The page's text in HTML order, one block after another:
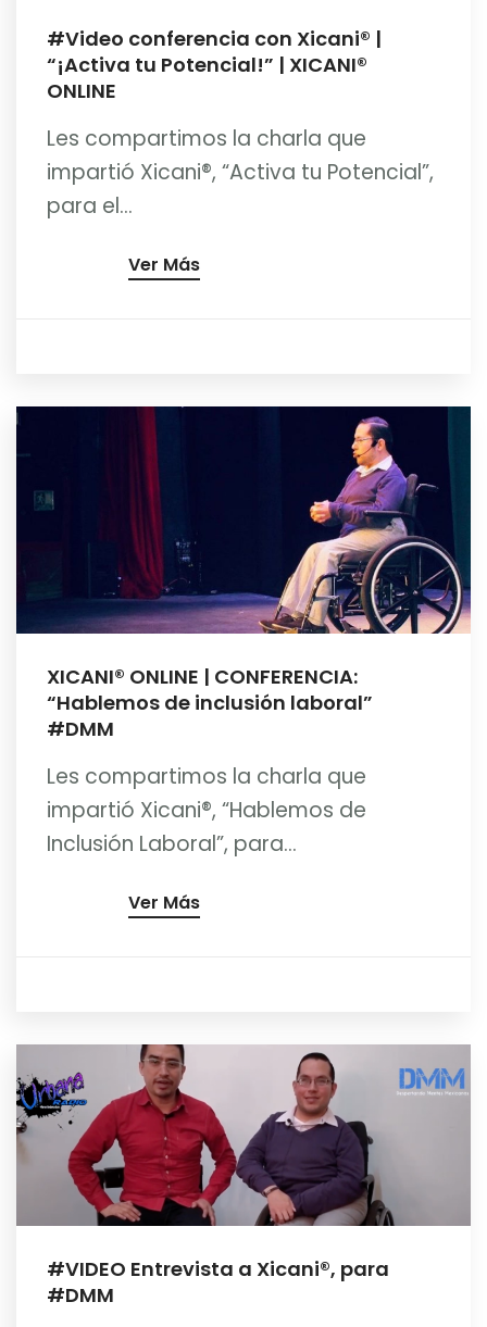
#Video conferencia con Xicani® |
“¡Activa tu Potencial!” | XICANI®
ONLINE
Les compartimos la charla que
impartió Xicani®, “Activa tu Potencial”,
para el...
Ver Más
XICANI® ONLINE | CONFERENCIA:
“Hablemos de inclusión laboral”
#DMM
Les compartimos la charla que
impartió Xicani®, “Hablemos de
Inclusión Laboral”, para...
Ver Más
#VIDEO Entrevista a Xicani®, para
#DMM